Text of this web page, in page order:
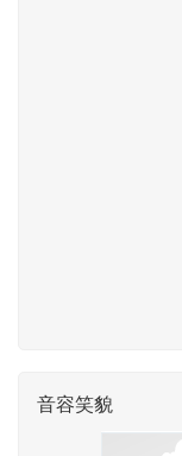
音容笑貌